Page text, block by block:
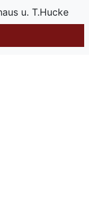
u. T.Hucke